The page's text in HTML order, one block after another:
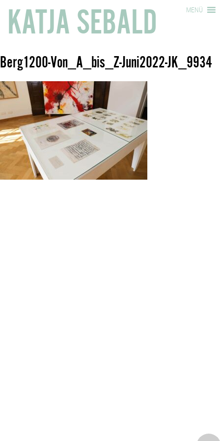
KATJA SEBALD MENÜ
Berg1200-Von_A_bis_Z-Juni2022-JK_9934